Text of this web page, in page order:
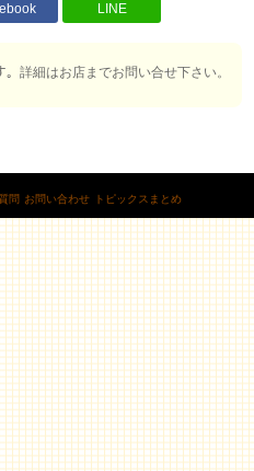
LINE
詳細はお店までお問い合せ下さい。
問 お問い合わせ トピックスまとめ